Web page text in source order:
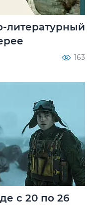
литературный
163
с 20 по 26